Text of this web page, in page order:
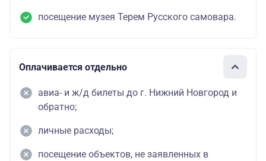
посещение музея Терем Русского самовара.
Оплачивается отдельно
авиа- и ж/д билеты до г. Нижний Новгород и
обратно;
личные расходы;
посещение объектов, не заявленных в